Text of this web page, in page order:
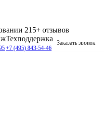
215+ отзывов
Техподдержка
+7 (495) 843-54-46
Заказать звонок